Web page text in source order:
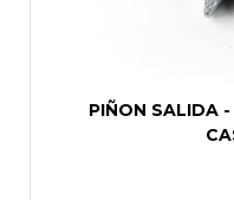
PIÑON SALIDA